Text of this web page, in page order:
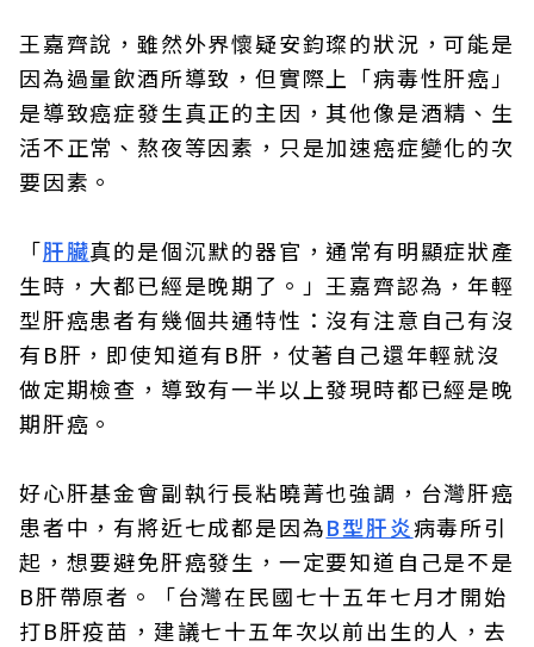
王嘉齊說，雖然外界懷疑安鈞璨的狀況，可能是
因為過量飲酒所導致，但實際上「病毒性肝癌」
是導致癌症發生真正的主因，其他像是酒精、生
活不正常、熬夜等因素，只是加速癌症變化的次
要因素。
「肝臟真的是個沉默的器官，通常有明顯症狀產
生時，大都已經是晚期了。」王嘉齊認為，年輕
型肝癌患者有幾個共通特性：沒有注意自己有沒
有B肝，即使知道有B肝，仗著自己還年輕就沒
做定期檢查，導致有一半以上發現時都已經是晚
期肝癌。
好心肝基金會副執行長粘曉菁也強調，台灣肝癌
患者中，有將近七成都是因為B型肝炎病毒所引
起，想要避免肝癌發生，一定要知道自己是不是
B肝帶原者。「台灣在民國七十五年七月才開始
打B肝疫苗，建議七十五年次以前出生的人，去